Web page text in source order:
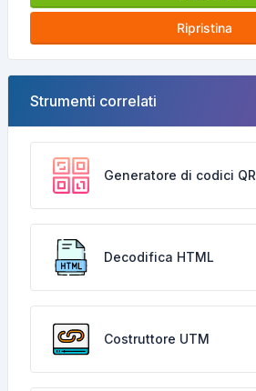
Ripristina
Strumenti correlati
Generatore di codici QR
Decodifica HTML
Costruttore UTM